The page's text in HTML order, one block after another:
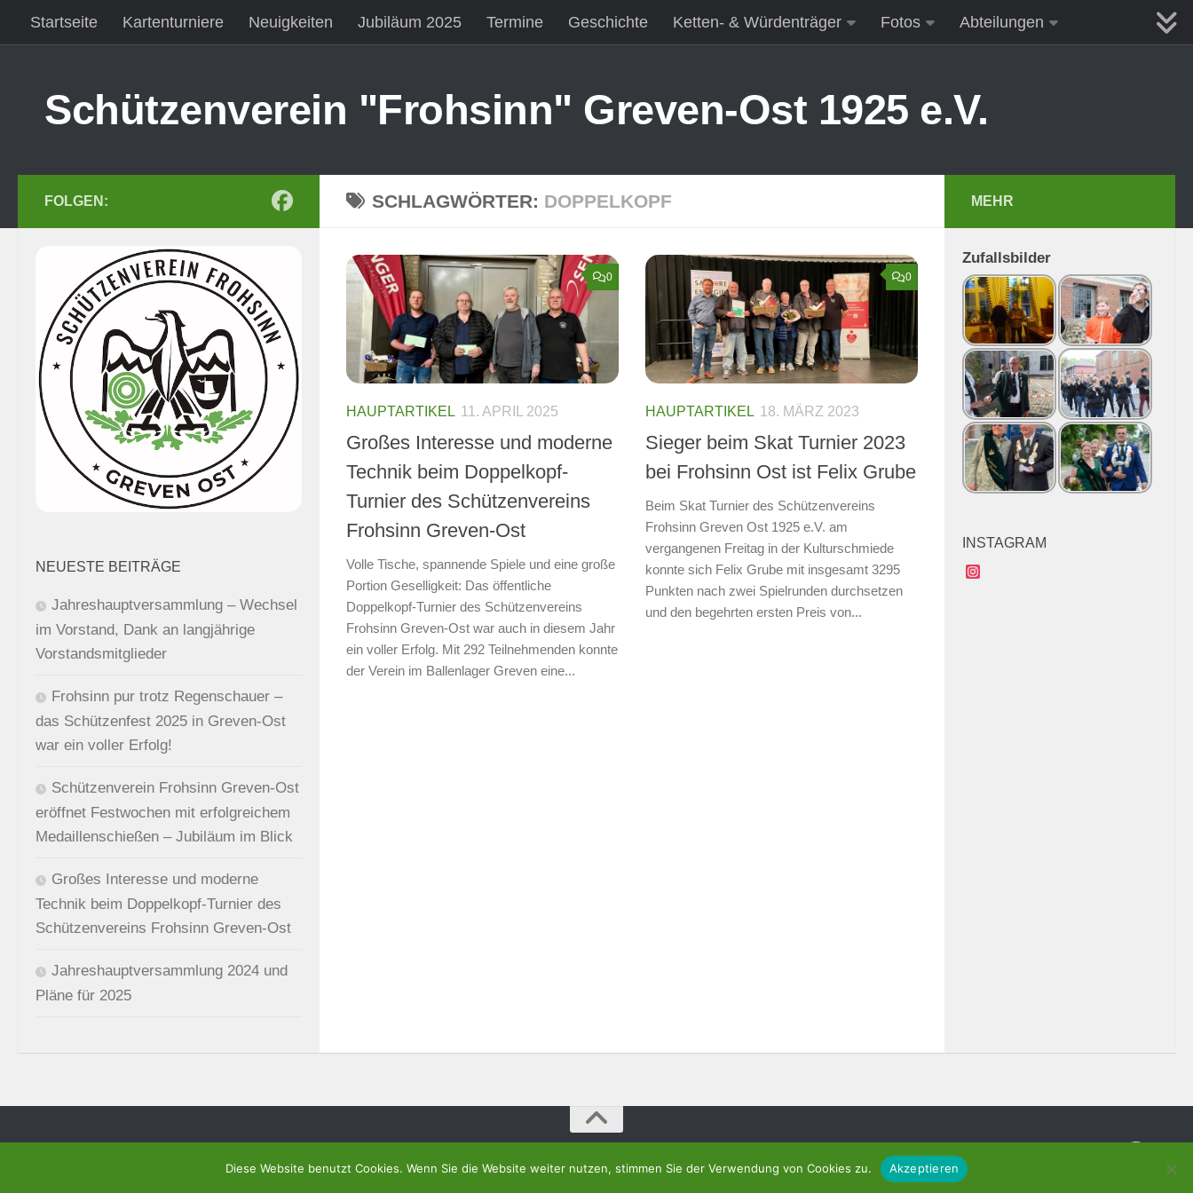
Zum Inhalt springen
Startseite Kartenturniere Neuigkeiten Jubiläum 2025 Termine Geschichte Ketten- & Würdenträger Fotos Abteilungen
Schützenverein "Frohsinn" Greven-Ost 1925 e.V.
SCHLAGWÖRTER: DOPPELKOPF
0
HAUPTARTIKEL 11. APRIL 2025
Großes Interesse und moderne
Technik beim Doppelkopf-
Turnier des Schützenvereins
Frohsinn Greven-Ost
Volle Tische, spannende Spiele und eine große
Portion Geselligkeit: Das öffentliche
Doppelkopf-Turnier des Schützenvereins
Frohsinn Greven-Ost war auch in diesem Jahr
ein voller Erfolg. Mit 292 Teilnehmenden konnte
der Verein im Ballenlager Greven eine...
0
HAUPTARTIKEL 18. MÄRZ 2023
Sieger beim Skat Turnier 2023
bei Frohsinn Ost ist Felix Grube
Beim Skat Turnier des Schützenvereins
Frohsinn Greven Ost 1925 e.V. am
vergangenen Freitag in der Kulturschmiede
konnte sich Felix Grube mit insgesamt 3295
Punkten nach zwei Spielrunden durchsetzen
und den begehrten ersten Preis von...
FOLGEN:
NEUESTE BEITRÄGE
Jahreshauptversammlung – Wechsel
im Vorstand, Dank an langjährige
Vorstandsmitglieder
Frohsinn pur trotz Regenschauer –
das Schützenfest 2025 in Greven-Ost
war ein voller Erfolg!
Schützenverein Frohsinn Greven-Ost
eröffnet Festwochen mit erfolgreichem
Medaillenschießen – Jubiläum im Blick
Großes Interesse und moderne
Technik beim Doppelkopf-Turnier des
Schützenvereins Frohsinn Greven-Ost
Jahreshauptversammlung 2024 und
Pläne für 2025
MEHR
Zufallsbilder
INSTAGRAM
Diese Website benutzt Cookies. Wenn Sie die Website weiter nutzen, stimmen Sie der Verwendung von Cookies zu.
Akzeptieren